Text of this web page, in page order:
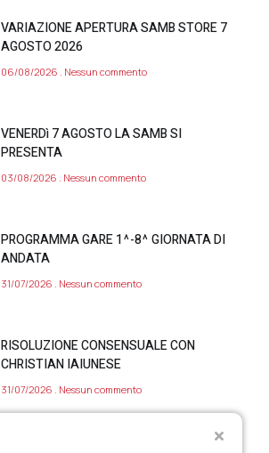
VARIAZIONE APERTURA SAMB STORE 7
AGOSTO 2026
06/08/2026 Nessun commento
VENERDì 7 AGOSTO LA SAMB SI
PRESENTA
03/08/2026 Nessun commento
PROGRAMMA GARE 1^-8^ GIORNATA DI
ANDATA
31/07/2026 Nessun commento
RISOLUZIONE CONSENSUALE CON
CHRISTIAN IAIUNESE
31/07/2026 Nessun commento